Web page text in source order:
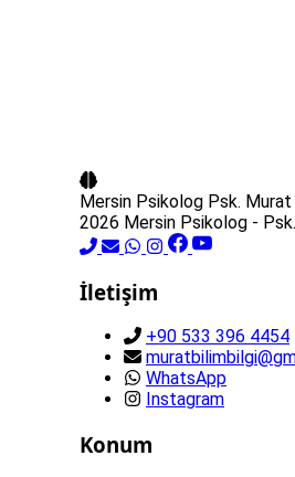
Mersin Psikolog Psk. Murat
2026 Mersin Psikolog - Psk.
İletişim
+90 533 396 4454
WhatsApp
Instagram
Konum